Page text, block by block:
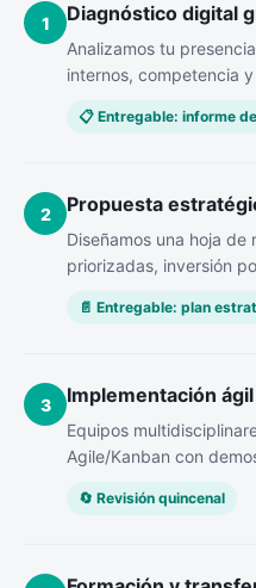
1 Diagnóstico digital
Analizamos tu
internos, competencia
📋 Entregable: informe
2 Propuesta
Diseñamos una hoja
priorizadas, inversión
📄 Entregable: plan
3 Implementación
Equipos
Agile/Kanban con
🔄 Revisión quincenal